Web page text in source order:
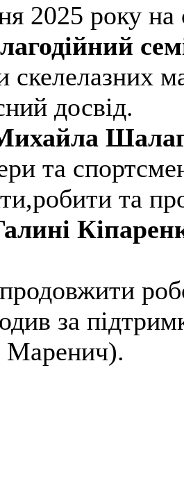
2025 року
скелелазних
досвід.
та
та
за
Маренич).